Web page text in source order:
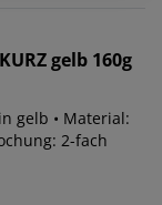
gelb 160g
gelb • Material:
2-fach